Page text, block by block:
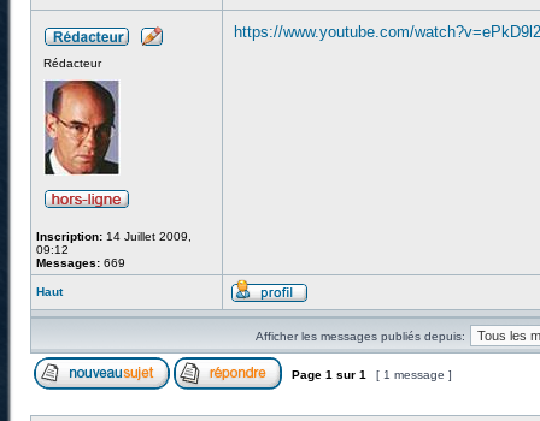
Rédacteur
Inscription: 14 Juillet 2009,
09:12
Messages: 669
https://www.youtube.com/
Haut
Afficher les messages publiés depuis:
Page 1 sur 1 [ 1 message ]